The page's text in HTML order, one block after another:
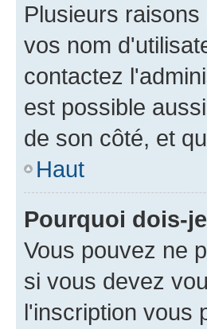
Plusieurs
vos nom
contactez
est possible
de son côté, et
Haut
Pourquoi dois-
Vous pouvez ne
si vous devez
l'inscription vous